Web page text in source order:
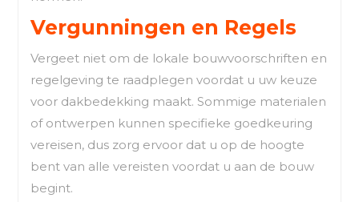
Vergunningen en Regels
Vergeet niet om de lokale bouwvoorschriften en
regelgeving te raadplegen voordat u uw keuze
voor dakbedekking maakt. Sommige materialen
of ontwerpen kunnen specifieke goedkeuring
vereisen, dus zorg ervoor dat u op de hoogte
bent van alle vereisten voordat u aan de bouw
begint.